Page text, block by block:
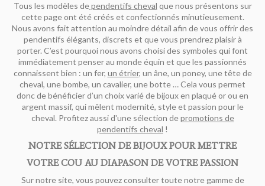
Tous les modèles dependentifs cheval que nous présentons sur
cette page ont été créés et confectionnés minutieusement.
Nous avons fait attention au moindre détail afin de vous offrir des
pendentifs élégants, discrets et que vous prendrez plaisir à
porter. C’est pourquoi nous avons choisi des symboles qui font
immédiatement penser au monde équin et que les passionnés
connaissent bien : un fer, un étrier, un âne, un poney, une tête de
cheval, une bombe, un cavalier, une botte … Cela vous permet
donc de bénéficier d’un choix varié de bijoux en plaqué or ou en
argent massif, qui mêlent modernité, style et passion pour le
cheval. Profitez aussi d'une sélection depromotions de
pendentifs cheval !
NOTRE SÉLECTION DE BIJOUX POUR METTRE
VOTRE COU AU DIAPASON DE VOTRE PASSION
Sur notre site, vous pouvez consulter toute notre gamme de